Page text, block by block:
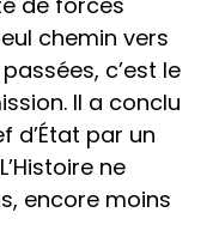
chemin vers
c’est le
Il a conclu
d’État par un
ne
encore moins